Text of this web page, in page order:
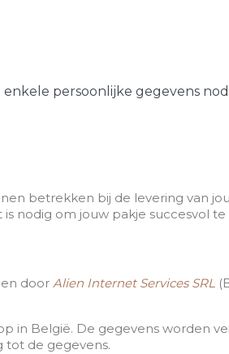
persoonlijke gegevens
betrekken bij de levering van
nodig om jouw pakje succesvol
door Alien Internet Services SRL
in België. De gegevens worden
tot de gegevens.